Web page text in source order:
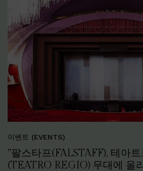
이벤트 (EVENTS)
"팔스타프(FALSTAFF), 테아
(TEATRO REGIO) 무대에 올